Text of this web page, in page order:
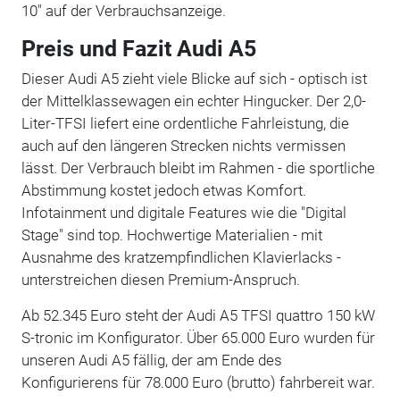
10" auf der Verbrauchsanzeige.
Preis und Fazit Audi A5
Dieser Audi A5 zieht viele Blicke auf sich - optisch ist
der Mittelklassewagen ein echter Hingucker. Der 2,0-
Liter-TFSI liefert eine ordentliche Fahrleistung, die
auch auf den längeren Strecken nichts vermissen
lässt. Der Verbrauch bleibt im Rahmen - die sportliche
Abstimmung kostet jedoch etwas Komfort.
Infotainment und digitale Features wie die "Digital
Stage" sind top. Hochwertige Materialien - mit
Ausnahme des kratzempfindlichen Klavierlacks -
unterstreichen diesen Premium-Anspruch.
Ab 52.345 Euro steht der Audi A5 TFSI quattro 150 kW
S-tronic im Konfigurator. Über 65.000 Euro wurden für
unseren Audi A5 fällig, der am Ende des
Konfigurierens für 78.000 Euro (brutto) fahrbereit war.